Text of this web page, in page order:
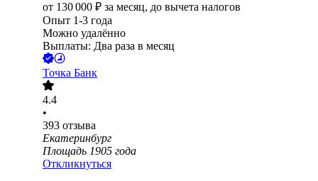
от 130 000 ₽ за месяц, до вычета налогов
Опыт 1-3 года
Можно удалённо
Выплаты: Два раза в месяц
Точка Банк
4.4
•
393 отзыва
Екатеринбург
Площадь 1905 года
Откликнуться